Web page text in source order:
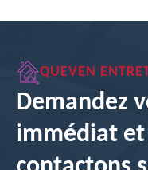
QUEVEN
Demandez
immédiat et